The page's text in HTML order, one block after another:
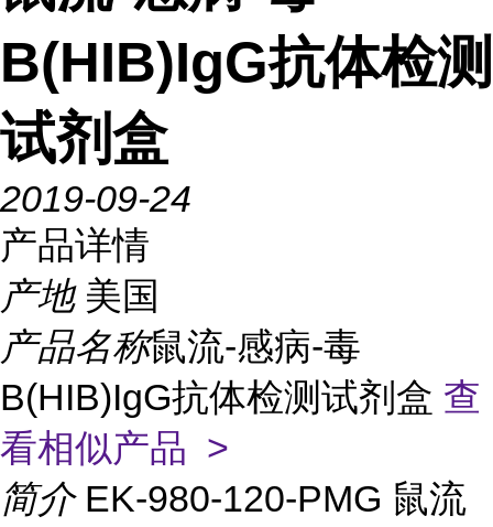
B(HIB)IgG抗体检测
试剂盒
2019-09-24
产品详情
产地 美国
产品名称鼠流-感病-毒
B(HIB)IgG抗体检测试剂盒 查
看相似产品 >
简介 EK-980-120-PMG 鼠流